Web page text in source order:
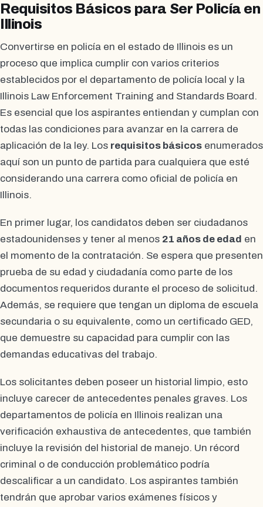
Requisitos Básicos para Ser Policía en
Illinois
Convertirse en policía en el estado de Illinois es un
proceso que implica cumplir con varios criterios
establecidos por el departamento de policía local y la
Illinois Law Enforcement Training and Standards Board.
Es esencial que los aspirantes entiendan y cumplan con
todas las condiciones para avanzar en la carrera de
aplicación de la ley. Los requisitos básicos enumerados
aquí son un punto de partida para cualquiera que esté
considerando una carrera como oficial de policía en
Illinois.
En primer lugar, los candidatos deben ser ciudadanos
estadounidenses y tener al menos 21 años de edad en
el momento de la contratación. Se espera que presenten
prueba de su edad y ciudadanía como parte de los
documentos requeridos durante el proceso de solicitud.
Además, se requiere que tengan un diploma de escuela
secundaria o su equivalente, como un certificado GED,
que demuestre su capacidad para cumplir con las
demandas educativas del trabajo.
Los solicitantes deben poseer un historial limpio, esto
incluye carecer de antecedentes penales graves. Los
departamentos de policía en Illinois realizan una
verificación exhaustiva de antecedentes, que también
incluye la revisión del historial de manejo. Un récord
criminal o de conducción problemático podría
descalificar a un candidato. Los aspirantes también
tendrán que aprobar varios exámenes físicos y